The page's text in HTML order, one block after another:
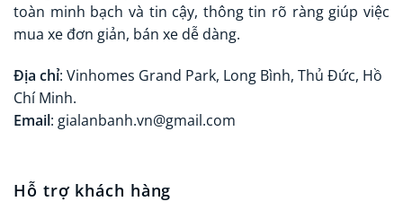
toàn minh bạch và tin cậy, thông tin rõ ràng giúp việc
mua xe đơn giản, bán xe dễ dàng.
Địa chỉ: Vinhomes Grand Park, Long Bình, Thủ Đức, Hồ
Chí Minh.
Email: gialanbanh.vn@gmail.com
Hỗ trợ khách hàng